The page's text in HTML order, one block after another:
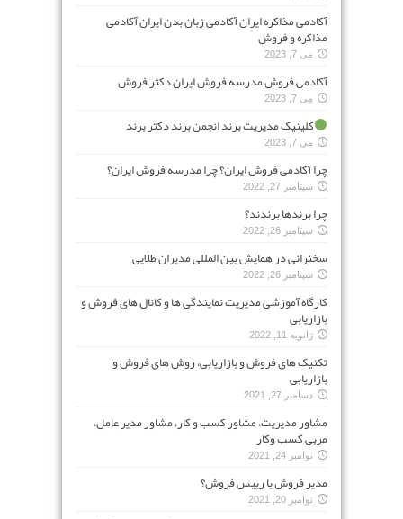
آکادمی مذاکره ایران آکادمی زبان بدن ایران آکادمی
مذاکره و فروش
می 7, 2023
آکادمی فروش مدرسه فروش ایران دکتر فروش
می 7, 2023
کلینیک مدیریت برند انجمن برند دکتر برند
می 7, 2023
چرا آکادمی فروش ایران؟ چرا مدرسه فروش ایران؟
سپتامبر 27, 2022
چرا برندها برندند؟
سپتامبر 26, 2022
سخنرانی در همایش بین المللی مدیران طلایی
سپتامبر 26, 2022
کارگاه آموزشی مدیریت نمایندگی ها و کانال های فروش و
بازاریابی
ژانویه 11, 2022
تکنیک های فروش و بازاریابی، روش های فروش و
بازاریابی
دسامبر 27, 2021
مشاور مدیریت، مشاور کسب و کار، مشاور مدیر عامل،
مربی کسب وکار
نوامبر 24, 2021
مدیر فروش یا رییس فروش؟
نوامبر 20, 2021